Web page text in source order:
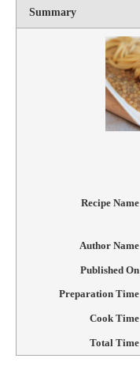
Summary
Recipe Name
Author Name
Published On
Preparation Time
Cook Time
Total Time